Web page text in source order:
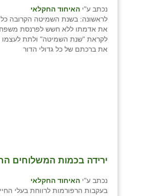
נכתב ע"י האיחוד החקלאי
לראשונה: בשנת השמיטה הקרובה
את אדמתו ללא חשש לפרנסת
את ברכתם של כל גדולי הדור
נכתב ע"י האיחוד החקלאי
בעקבות הרפורמות לרווחת בעלי